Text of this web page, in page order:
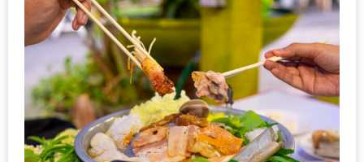
กระทะ
ทั่ว
เชียงใหม่
TOP30
ราคา
ไม่
เกิน